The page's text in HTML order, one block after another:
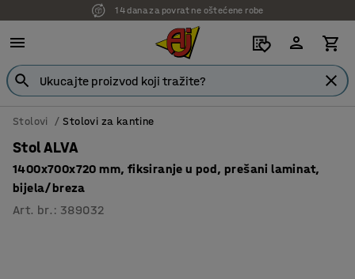
14 dana za povrat ne oštećene robe
Stolovi Stolovi za kantine
Stol ALVA
1400x700x720 mm, fiksiranje u pod, prešani laminat,
bijela/breza
Art. br. : 389032